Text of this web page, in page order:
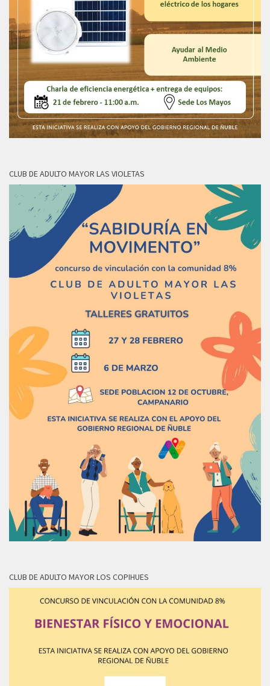
CLUB DE ADULTO MAYOR LAS VIOLETAS
CLUB DE ADULTO MAYOR LOS COPIHUES